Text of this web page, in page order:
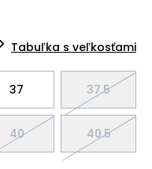
Tabuľka s veľkosťami
37 37.5
40 40.5